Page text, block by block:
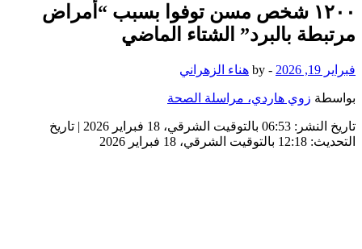
١٢٠٠ شخص مسن توفوا بسبب “أمراض
مرتبطة بالبرد” الشتاء الماضي
فبراير 19, 2026 -
by هناء الزهراني
بواسطة زوي هاردي، مراسلة الصحة
تاريخ النشر: 06:53 بالتوقيت الشرقي، 18 فبراير 2026 | تاريخ
التحديث: 12:18 بالتوقيت الشرقي، 18 فبراير 2026